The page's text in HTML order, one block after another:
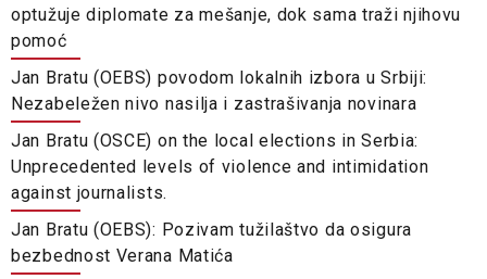
optužuje diplomate za mešanje, dok sama traži njihovu
pomoć
Jan Bratu (OEBS) povodom lokalnih izbora u Srbiji:
Nezabeležen nivo nasilja i zastrašivanja novinara
Jan Bratu (OSCE) on the local elections in Serbia:
Unprecedented levels of violence and intimidation
against journalists.
Jan Bratu (OEBS): Pozivam tužilaštvo da osigura
bezbednost Verana Matića